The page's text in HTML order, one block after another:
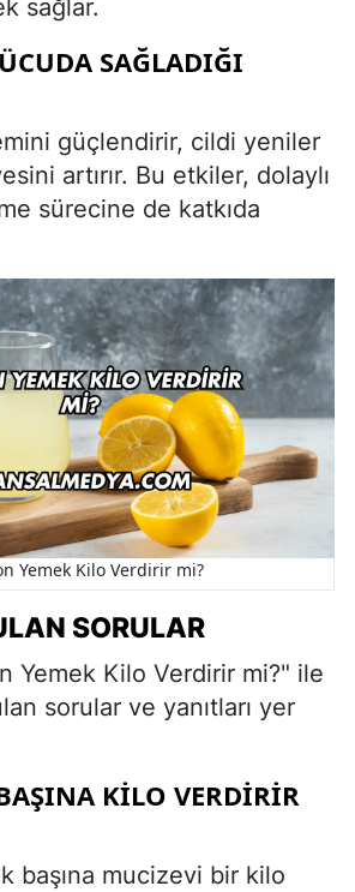
sağlar.
SAĞLADIĞI
güçlendirir, cildi yeniler
artırır. Bu etkiler, dolaylı
sürecine de katkıda
Yemek Kilo Verdirir mi?
SORULAR
Yemek Kilo Verdirir mi?" ile
sorular ve yanıtları yer
KILO VERDIRIR
başına mucizevi bir kilo